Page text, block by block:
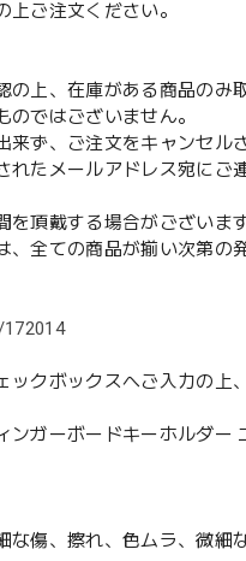
ご注文ください。
上、在庫がある商品のみ
ではございません。
ず、ご注文をキャンセル
たメールアドレス宛にご
頂戴する場合がございます
全ての商品が揃い次第の
クボックスへご入力の上
ガーボードキーホルダー
な傷、擦れ、色ムラ、微